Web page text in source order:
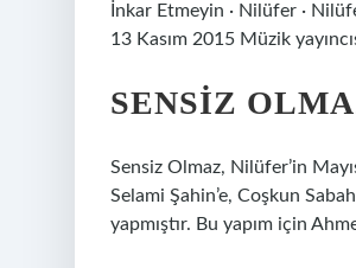
İnkar Etmeyin · Nilüfer ·
13 Kasım 2015 Müzik
SENSIZ
Sensiz Olmaz, Nilüfer’in
Selami Şahin’e, Coşkun
yapmıştır. Bu yapım için